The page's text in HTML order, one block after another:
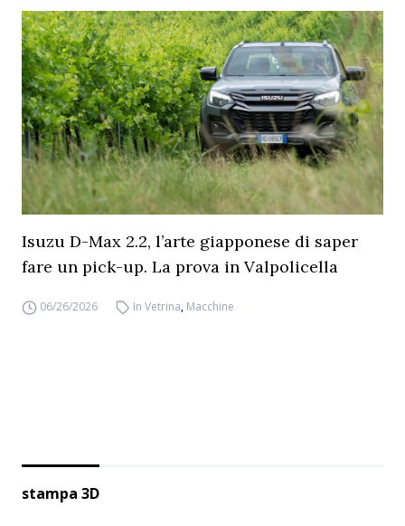
Isuzu D-Max 2.2, l’arte giapponese di saper
fare un pick-up. La prova in Valpolicella
06/26/2026 In Vetrina, Macchine
stampa 3D